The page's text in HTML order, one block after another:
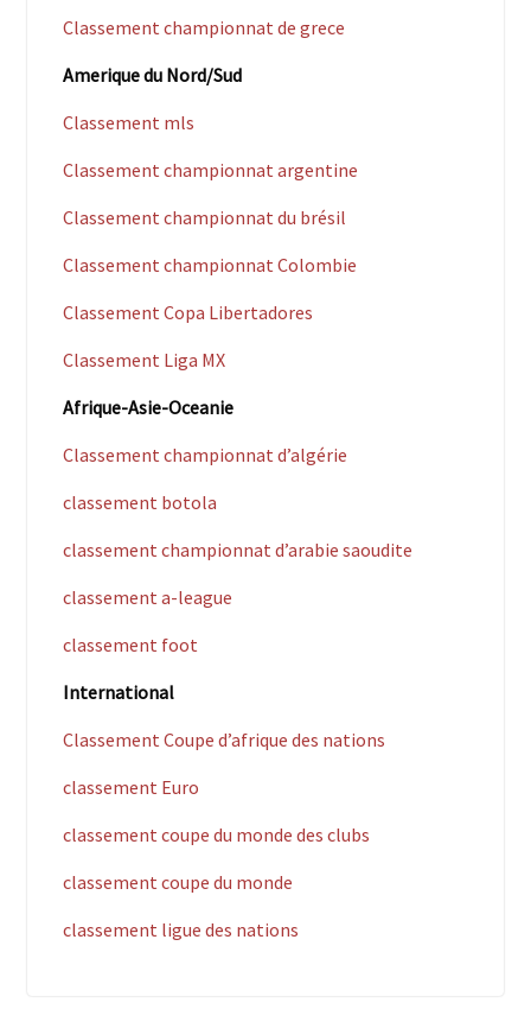
Classement championnat de grece
Amerique du Nord/Sud
Classement mls
Classement championnat argentine
Classement championnat du brésil
Classement championnat Colombie
Classement Copa Libertadores
Classement Liga MX
Afrique-Asie-Oceanie
Classement championnat d’algérie
classement botola
classement championnat d’arabie saoudite
classement a-league
classement foot
International
Classement Coupe d’afrique des nations
classement Euro
classement coupe du monde des clubs
classement coupe du monde
classement ligue des nations